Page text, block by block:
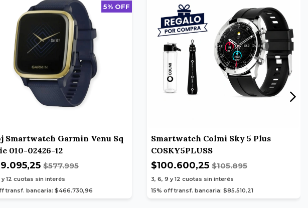
5% OFF
Smartwatch Garmin Venu Sq
010-02426-12
$577.995
12 cuotas sin interés
transf. bancaria: $466.730,96
Smartwatch Colmi Sky 5 Plus
COSKY5PLUSS
$100.600,25 $105.895
3, 6, 9 y 12 cuotas sin interés
15% off transf. bancaria: $85.510,21